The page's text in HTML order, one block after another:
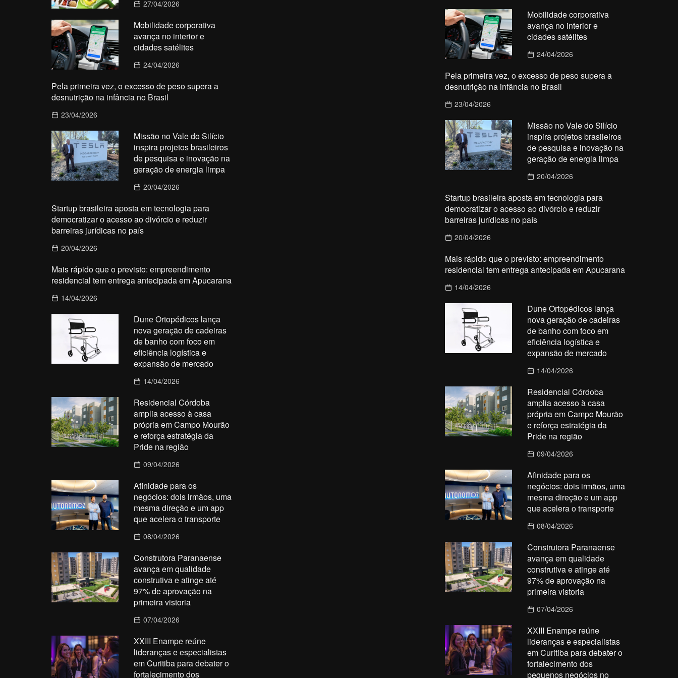
27/04/2026
Mobilidade corporativa
avança no interior e
cidades satélites
24/04/2026
Pela primeira vez, o excesso de peso supera a
desnutrição na infância no Brasil
23/04/2026
Missão no Vale do Silício
inspira projetos brasileiros
de pesquisa e inovação na
geração de energia limpa
20/04/2026
Startup brasileira aposta em tecnologia para
democratizar o acesso ao divórcio e reduzir
barreiras jurídicas no país
20/04/2026
Mais rápido que o previsto: empreendimento
residencial tem entrega antecipada em Apucarana
14/04/2026
Dune Ortopédicos lança
nova geração de cadeiras
de banho com foco em
eficiência logística e
expansão de mercado
14/04/2026
Residencial Córdoba
amplia acesso à casa
própria em Campo Mourão
e reforça estratégia da
Pride na região
09/04/2026
Afinidade para os
negócios: dois irmãos, uma
mesma direção e um app
que acelera o transporte
08/04/2026
Construtora Paranaense
avança em qualidade
construtiva e atinge até
97% de aprovação na
primeira vistoria
07/04/2026
XXIII Enampe reúne
lideranças e especialistas
em Curitiba para debater o
fortalecimento dos
Mobilidade corporativa
avança no interior e
cidades satélites
24/04/2026
Pela primeira vez, o excesso de peso supera a
desnutrição na infância no Brasil
23/04/2026
Missão no Vale do Silício
inspira projetos brasileiros
de pesquisa e inovação na
geração de energia limpa
20/04/2026
Startup brasileira aposta em tecnologia para
democratizar o acesso ao divórcio e reduzir
barreiras jurídicas no país
20/04/2026
Mais rápido que o previsto: empreendimento
residencial tem entrega antecipada em Apucarana
14/04/2026
Dune Ortopédicos lança
nova geração de cadeiras
de banho com foco em
eficiência logística e
expansão de mercado
14/04/2026
Residencial Córdoba
amplia acesso à casa
própria em Campo Mourão
e reforça estratégia da
Pride na região
09/04/2026
Afinidade para os
negócios: dois irmãos, uma
mesma direção e um app
que acelera o transporte
08/04/2026
Construtora Paranaense
avança em qualidade
construtiva e atinge até
97% de aprovação na
primeira vistoria
07/04/2026
XXIII Enampe reúne
lideranças e especialistas
em Curitiba para debater o
fortalecimento dos
pequenos negócios no